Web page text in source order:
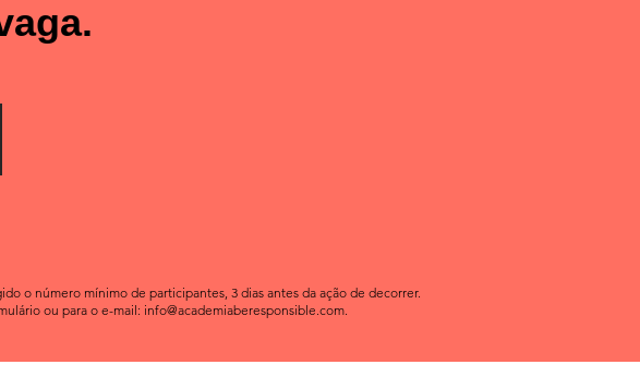
o número mínimo de participantes, 3 dias antes da ação de decorrer.
ou para o e-mail: info@academiaberesponsible.com.